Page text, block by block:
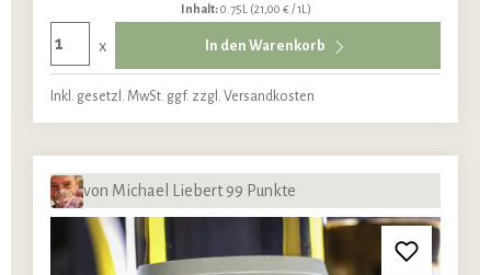
Inhalt:0.75L (21,00 € / 1L)
x In den Warenkorb
Inkl. gesetzl. MwSt. ggf. zzgl. Versandkosten
von Michael Liebert 99 Punkte